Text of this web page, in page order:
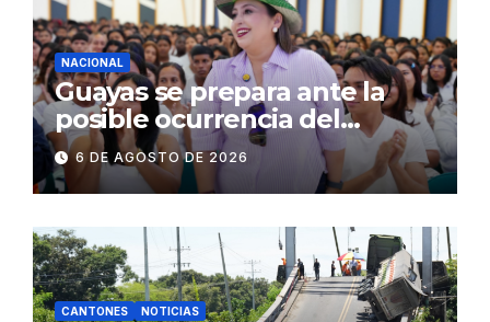
concurrencia
NACIONAL
Guayas se prepara ante la
posible ocurrencia del
fenómeno de El Niño:
Gobierno Nacional capacita a
2.500 jóvenes
6 DE AGOSTO DE 2026
CANTONES NOTICIAS